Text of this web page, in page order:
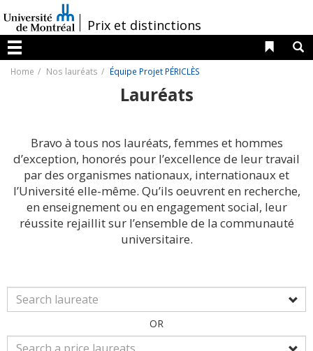
au
contenu
/Prix et distinctions
Menu
Liens
Home Nos lauréats Équipe Projet PÉRICLÈS
Lauréats
Bravo à tous nos lauréats, femmes et hommes
d’exception, honorés pour l’excellence de leur travail
par des organismes nationaux, internationaux et
l’Université elle-même. Qu’ils oeuvrent en recherche,
en enseignement ou en engagement social, leur
réussite rejaillit sur l’ensemble de la communauté
universitaire.
OR